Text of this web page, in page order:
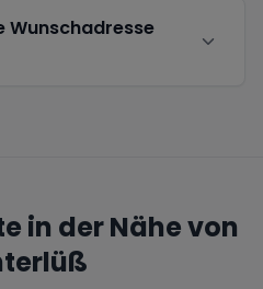
Wunschadresse
in der Nähe von